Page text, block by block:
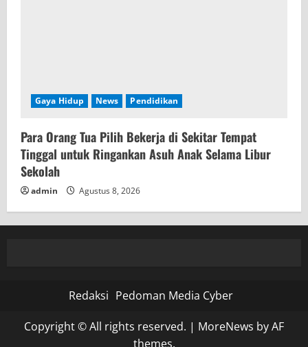
Gaya Hidup News Pendidikan
Para Orang Tua Pilih Bekerja di Sekitar Tempat
Tinggal untuk Ringankan Asuh Anak Selama Libur
Sekolah
admin Agustus 8, 2026
Redaksi Pedoman Media Cyber
Copyright © All rights reserved. | MoreNews by AF
themes.